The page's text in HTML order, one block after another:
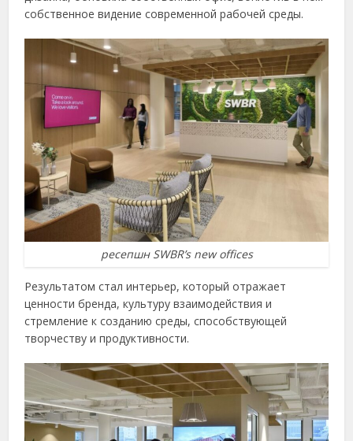
собственное видение современной рабочей среды.
ресепшн SWBR’s new offices
Результатом стал интерьер, который отражает
ценности бренда, культуру взаимодействия и
стремление к созданию среды, способствующей
творчеству и продуктивности.